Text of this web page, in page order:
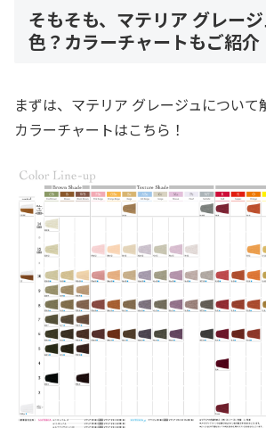
そもそも、マテリア グレー
色？カラーチャートもご紹介
まずは、マテリア グレージュについて
カラーチャートはこちら！